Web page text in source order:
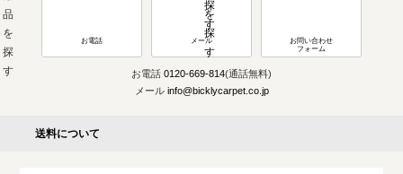
お電話 メール
お問い合わせ
フォーム
お電話 0120-669-814(通話無料)
メール info@bicklycarpet.co.jp
送料について